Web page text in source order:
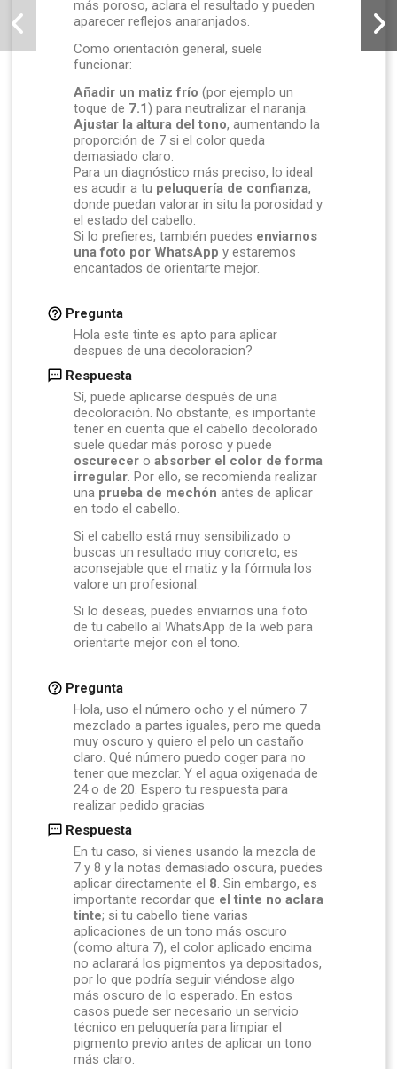
más poroso, aclara el resultado y pueden
aparecer reflejos anaranjados.
Como orientación general, suele
funcionar:
Añadir un matiz frío (por ejemplo un
toque de 7.1) para neutralizar el naranja.
Ajustar la altura del tono, aumentando la
proporción de 7 si el color queda
demasiado claro.
Para un diagnóstico más preciso, lo ideal
es acudir a tu peluquería de confianza,
donde puedan valorar in situ la porosidad y
el estado del cabello.
Si lo prefieres, también puedes enviarnos
una foto por WhatsApp y estaremos
encantados de orientarte mejor.
Pregunta
Hola este tinte es apto para aplicar
despues de una decoloracion?
Respuesta
Sí, puede aplicarse después de una
decoloración. No obstante, es importante
tener en cuenta que el cabello decolorado
suele quedar más poroso y puede
oscurecer o absorber el color de forma
irregular. Por ello, se recomienda realizar
una prueba de mechón antes de aplicar
en todo el cabello.
Si el cabello está muy sensibilizado o
buscas un resultado muy concreto, es
aconsejable que el matiz y la fórmula los
valore un profesional.
Si lo deseas, puedes enviarnos una foto
de tu cabello al WhatsApp de la web para
orientarte mejor con el tono.
Pregunta
Hola, uso el número ocho y el número 7
mezclado a partes iguales, pero me queda
muy oscuro y quiero el pelo un castaño
claro. Qué número puedo coger para no
tener que mezclar. Y el agua oxigenada de
24 o de 20. Espero tu respuesta para
realizar pedido gracias
Respuesta
En tu caso, si vienes usando la mezcla de
7 y 8 y la notas demasiado oscura, puedes
aplicar directamente el 8. Sin embargo, es
importante recordar que el tinte no aclara
tinte; si tu cabello tiene varias
aplicaciones de un tono más oscuro
(como altura 7), el color aplicado encima
no aclarará los pigmentos ya depositados,
por lo que podría seguir viéndose algo
más oscuro de lo esperado. En estos
casos puede ser necesario un servicio
técnico en peluquería para limpiar el
pigmento previo antes de aplicar un tono
más claro.